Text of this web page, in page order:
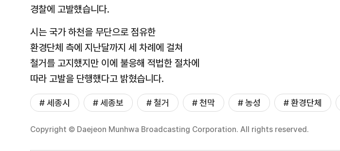
경찰에 고발했습니다.
시는 국가 하천을 무단으로 점유한
환경단체 측에 지난달까지 세 차례에 걸쳐
철거를 고지했지만 이에 불응해 적법한 절차에
따라 고발을 단행했다고 밝혔습니다.
# 세종시 # 세종보 # 철거 # 천막 # 농성 # 환경단체
Copyright © Daejeon Munhwa Broadcasting Corporation. All rights reserved.